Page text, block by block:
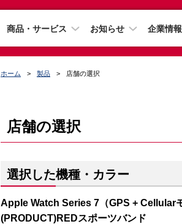
商品・サービス お知らせ 企業情報
ホーム 製品 店舗の選択
店舗の選択
選択した機種・カラー
Apple Watch Series 7（GPS + Cellular
(PRODUCT)REDスポーツバンド